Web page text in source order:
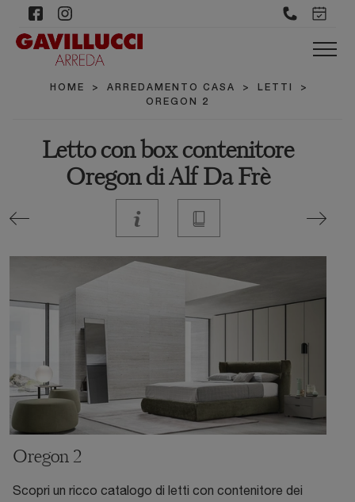
HOME > ARREDAMENTO CASA > LETTI
>
OREGON 2
Letto con box contenitore
Oregon di Alf Da Frè
Oregon 2
Scopri un ricco catalogo di letti con contenitore dei